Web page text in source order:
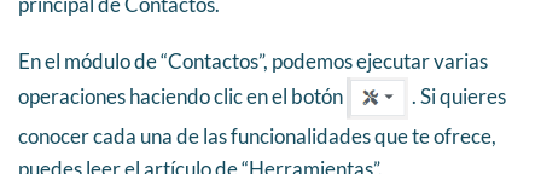
En el módulo de “Contactos”, podemos ejecutar varias
operaciones haciendo clic en el botón
. Si quieres
conocer cada una de las funcionalidades que te ofrece,
puedes leer el artículo de “Herramientas”.